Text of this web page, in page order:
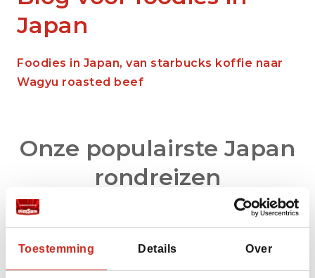
Toestemming Details Over
Japan
Foodies in Japan, van starbucks koffie naar
Wagyu roasted beef
Onze populairste Japan
rondreizen